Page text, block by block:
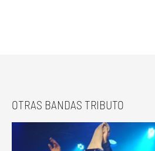
OTRAS BANDAS TRIBUTO